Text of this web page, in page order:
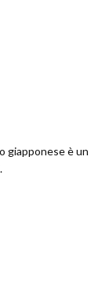
giapponese è un